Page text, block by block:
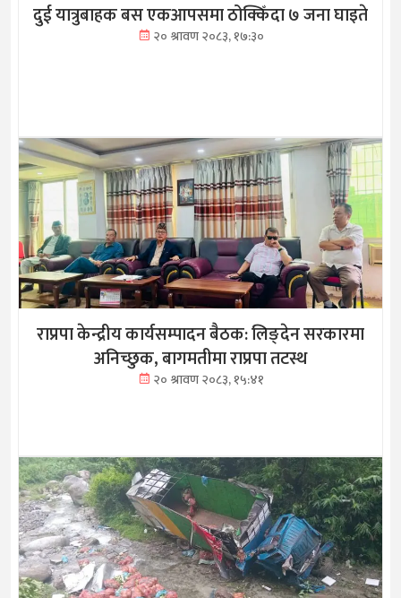
दुई यात्रुबाहक बस एकआपसमा ठोक्किँदा ७ जना घाइते
२० श्रावण २०८३, १७:३०
राप्रपा केन्द्रीय कार्यसम्पादन बैठक: लिङ्देन सरकारमा
अनिच्छुक, बागमतीमा राप्रपा तटस्थ
२० श्रावण २०८३, १५:४१